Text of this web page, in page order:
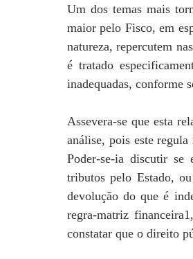
Um dos temas mais
maior pelo Fisco, em
natureza, repercutem
é tratado
inadequadas, conforme
Assevera-se que esta
análise, pois este
Poder-se-ia discutir se
tributos pelo Estado,
devolução do que é
regra-matriz
constatar que o direito